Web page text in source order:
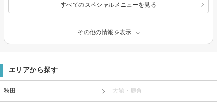
すべてのスペシャルメニューを見る
その他の情報を表示
エリアから探す
秋田 大館・鹿角